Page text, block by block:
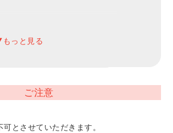
直径8.2×高さ6.9cm
ご注意
とさせていただきます。